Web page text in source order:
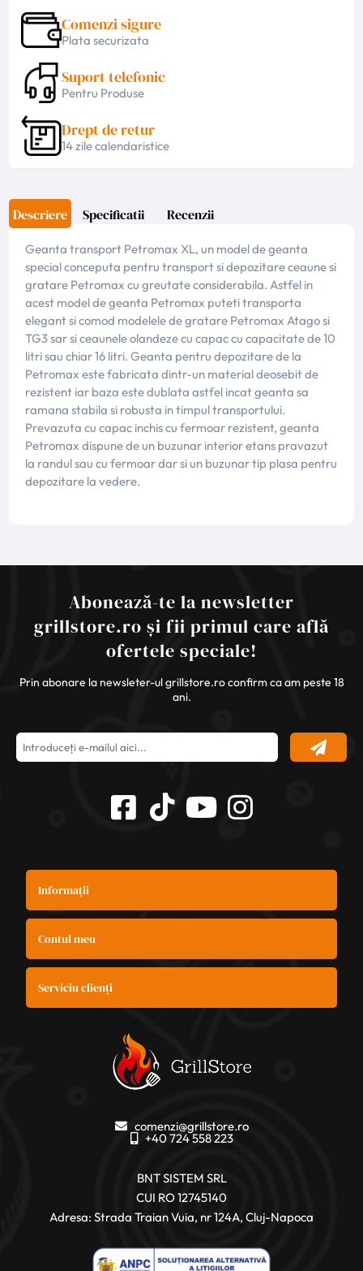
Comenzi sigure
Plata securizata
Suport telefonic
Pentru Produse
Drept de retur
14 zile calendaristice
Descriere Specificatii Recenzii
Geanta transport Petromax XL, un model de geanta
special conceputa pentru transport si depozitare ceaune si
gratare Petromax cu greutate considerabila. Astfel in
acest model de geanta Petromax puteti transporta
elegant si comod modelele de gratare Petromax Atago si
TG3 sar si ceaunele olandeze cu capac cu capacitate de 10
litri sau chiar 16 litri. Geanta pentru depozitare de la
Petromax este fabricata dintr-un material deosebit de
rezistent iar baza este dublata astfel incat geanta sa
ramana stabila si robusta in timpul transportului.
Prevazuta cu capac inchis cu fermoar rezistent, geanta
Petromax dispune de un buzunar interior etans pravazut
la randul sau cu fermoar dar si un buzunar tip plasa pentru
depozitare la vedere.
Abonează-te la newsletter
grillstore.ro și fii primul care află
ofertele speciale!
Prin abonare la newsleter-ul grillstore.ro confirm ca am peste 18
ani.
Informații
Contul meu
Serviciu clienți
comenzi@grillstore.ro
+40 724 558 223
BNT SISTEM SRL
CUI RO 12745140
Adresa: Strada Traian Vuia, nr 124A, Cluj-Napoca